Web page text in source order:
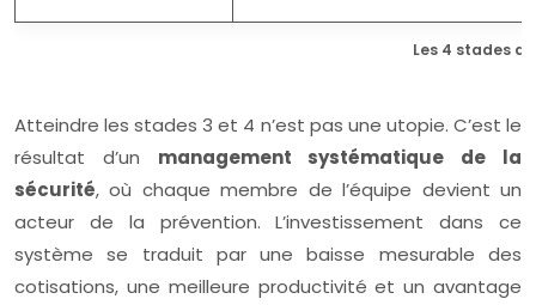
Les 4 stades
Atteindre les stades 3 et 4 n’est pas une utopie. C’est le
résultat d’un management systématique de la
sécurité, où chaque membre de l’équipe devient un
acteur de la prévention. L’investissement dans ce
système se traduit par une baisse mesurable des
cotisations, une meilleure productivité et un avantage